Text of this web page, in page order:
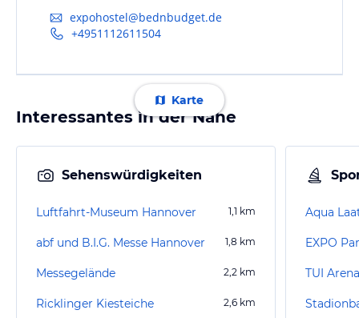
expohostel@bednbudget.de
+4951112611504
Karte
Interessantes in der Nähe
Sehenswürdigkeiten
Luftfahrt-Museum Hannover 1,1 km
abf und B.I.G. Messe Hannover 1,8 km
Messegelände 2,2 km
Ricklinger Kiesteiche 2,6 km
Aqua
EXPO
TUI Arena